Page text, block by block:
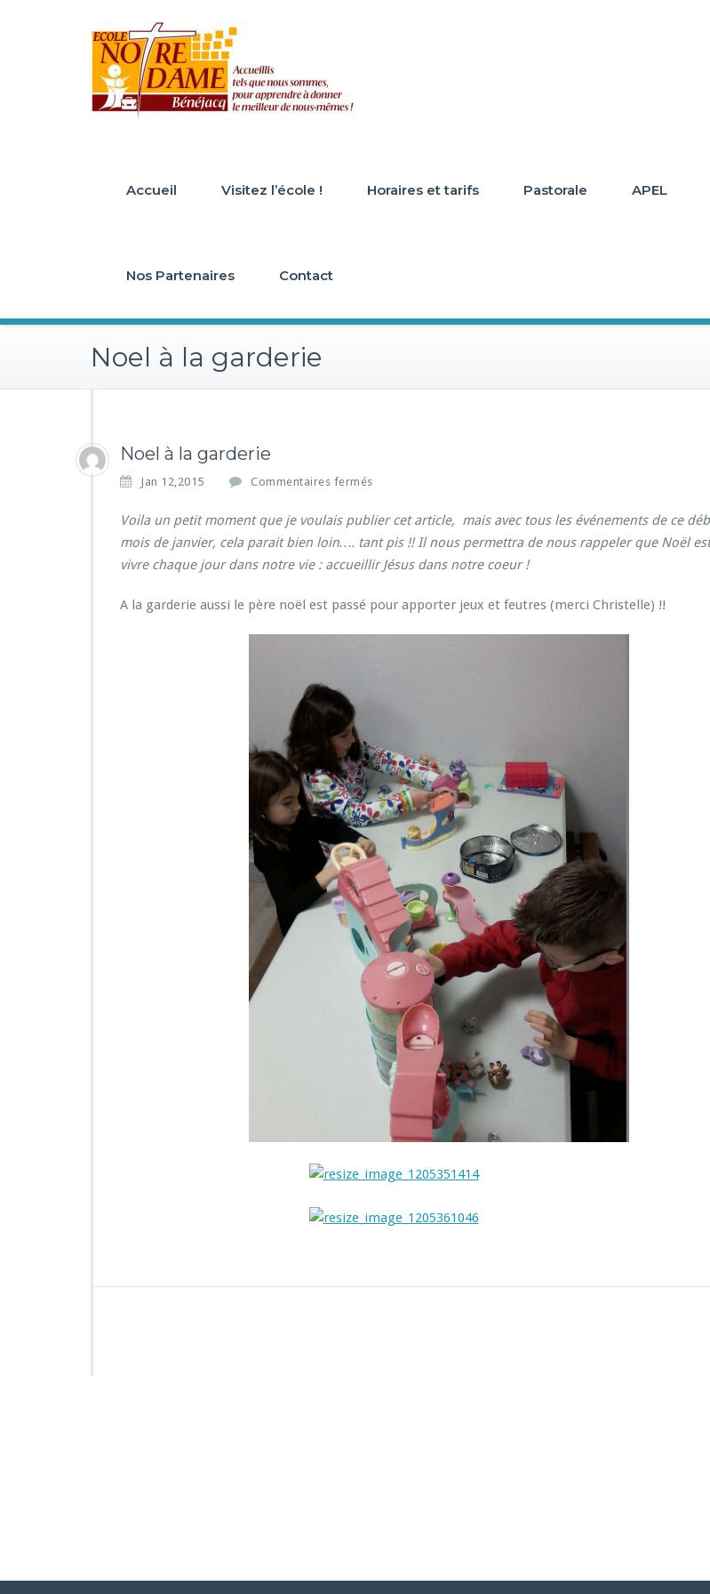
Accueil Visitez l’école ! Horaires et tarifs Pastorale APEL
Nos Partenaires Contact
Noel à la garderie
Noel à la garderie
Jan 12,2015 Commentaires fermés
r
o
e
à
r
i
e
Voila un petit moment que je voulais publier cet article, mais avec tous les événements de ce
mois de janvier, cela parait bien loin…. tant pis !! Il nous permettra de nous rappeler que Noël
vivre chaque jour dans notre vie : accueillir Jésus dans notre coeur !
A la garderie aussi le père noël est passé pour apporter jeux et feutres (merci Christelle) !!